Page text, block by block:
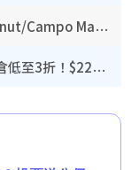
開倉優惠｜銅鑼灣時代廣場Doughnut/Campo Marzio開倉低至1折！背囊、書包、手袋劈價$200起
廚具開倉｜特福Tefal廚具/家電開倉低至3折！$220起買平底鍋/炒鑊/湯煲！電飯煲/吸塵機/燙斗$418起